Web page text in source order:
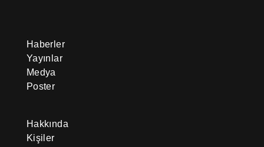
Haberler
Yayınlar
Medya
Poster
Hakkında
Kişiler